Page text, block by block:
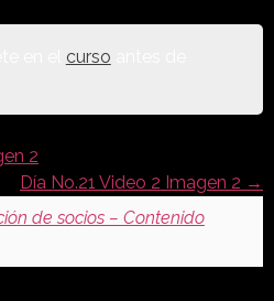
curso
2
Día No.21 Video 2 Imagen 2
de socios – Contenido